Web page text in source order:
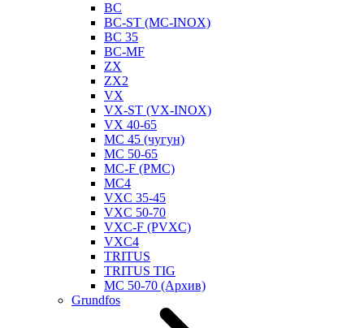
BC
BC-ST (MC-INOX)
BC 35
BC-MF
ZX
ZX2
VX
VX-ST (VX-INOX)
VX 40-65
MC 45 (чугун)
MC 50-65
MC-F (PMC)
MC4
VXC 35-45
VXC 50-70
VXC-F (PVXC)
VXC4
TRITUS
TRITUS TIG
MC 50-70 (Архив)
Grundfos